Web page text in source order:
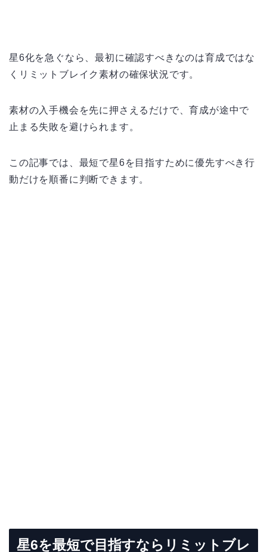
星6化を急ぐなら、最初に確認すべきなのは育成ではな
くリミットブレイク素材の確保状況です。
素材の入手機会を先に押さえるだけで、育成が途中で
止まる失敗を避けられます。
この記事では、最短で星6を目指すために優先すべき行
動だけを順番に判断できます。
星6を最短で目指すならリミットブレ